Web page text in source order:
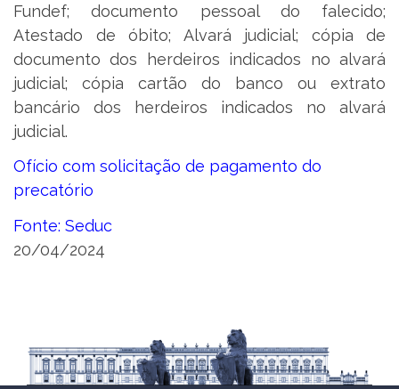
Fundef; documento pessoal do falecido;
Atestado de óbito; Alvará judicial; cópia de
documento dos herdeiros indicados no alvará
judicial; cópia cartão do banco ou extrato
bancário dos herdeiros indicados no alvará
judicial.
Ofício com solicitação de pagamento do
precatório
Fonte: Seduc
20/04/2024